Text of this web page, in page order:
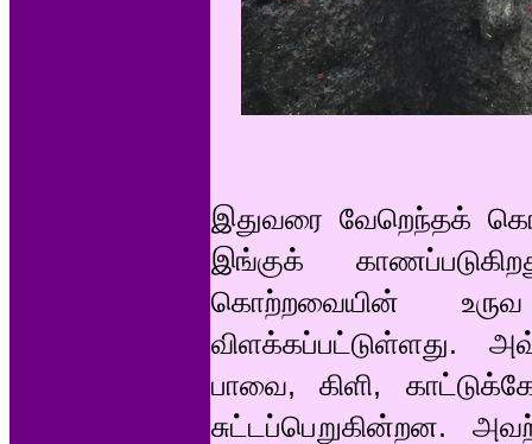
இதுவரை வேறெந்தக்
இங்குக்
கொற்றவையின் உருவ
விளக்கப்பட்டுள்ளது.
பாவை, கிளி,
சுட்டப்பெறுகின்றன.